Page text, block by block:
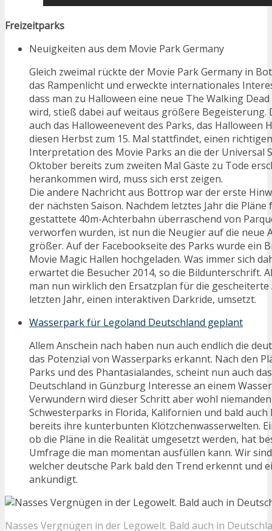
Freizeitparks
Neuigkeiten aus dem Movie Park Germany
Gleich zweimal rückte der Movie Park Germany in
das Rampenlicht und erweckte internationales
dass man zu Halloween eine neue The Walking
wird, stieß dabei auf weitaus größere Begeisterung.
auch das Halloweenevent des Parks, das Halloween
diesen Herbst zum 15. Mal stattfindet, einen
Interpretation des Movie Parks an die der Universal
Oktober bereits zum zweiten Mal Gäste zu Tode
herankommen wird, muss sich erst zeigen.
Die andere Nachricht aus Bottrop war der erste
der nächsten Saison. Nachdem letztes Jahr die
gestattete 40m-Achterbahn überraschend von
verworfen wurden, ist nun die Neugier auf die neue
größer. Auf der Facebookseite des Parks wurde ein
Movie Magic Hallen hochgeladen. Was immer sich
erwartet die Besucher 2014, so die Bildunterschrift.
man nun wirklich den Ersatzplan für die
letzten Jahr, einen interaktiven Darkride, umsetzt.
Wasserpark für Legoland Deutschland geplant
Allem Anschein nach haben nun auch endlich die
das Potenzial von Wasserparks erkannt. Nach den
Parks und des Phantasialandes, scheint nun auch
Deutschland in Günzburg Interesse an einem
Verwundern wird dieser Schritt aber wohl
Schwesterparks in Florida, Kalifornien und bald auch
bereits ihre kunterbunten Klötzchenwasserwelten.
ob die Pläne in die Realität umgesetzt werden, hat
Umfrage die man momentan ausfüllen kann. Wir
welcher deutsche Park bald den Trend erkennt und
ankündigt.
Nasses Vergnügen in der Legowelt. Bald auch in